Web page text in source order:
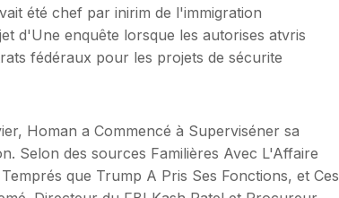
été chef par inirim de l'immigration
d'Une enquête lorsque les autorises atvris
fédéraux pour les projets de sécurite
Homan a Commencé à Superviséner sa
Selon des sources Familières Avec L'Affaire
que Trump A Pris Ses Fonctions, et Ces